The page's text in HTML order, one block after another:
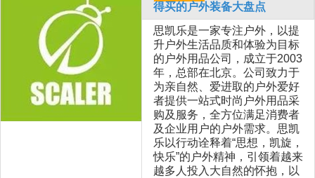
得买的户外装备大盘点
思凯乐是一家专注户外，以提
升户外生活品质和体验为目标
的户外用品公司，成立于2003
年，总部在北京。公司致力于
为亲自然、爱进取的户外爱好
者提供一站式时尚户外用品采
购及服务，全方位满足消费者
及企业用户的户外需求。思凯
乐以行动诠释着“思想，凯旋，
快乐”的户外精神，引领着越来
越多人投入大自然的怀抱，以